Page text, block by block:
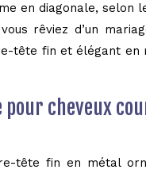
en diagonale, selon
vous rêviez d’un
tête fin et élégant
cheveux
tête fin en métal